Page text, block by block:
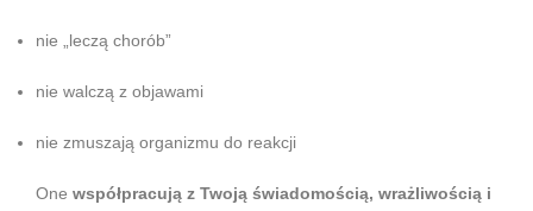
nie „leczą chorób”
nie walczą z objawami
nie zmuszają organizmu do reakcji
One współpracują z Twoją świadomością, wrażliwością i